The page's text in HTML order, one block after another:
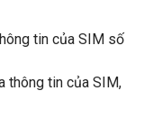
tin của SIM số
thông tin của SIM,